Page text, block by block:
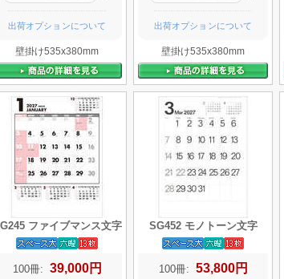
出荷オプションについて
壁掛け535x380mm
出荷オプションについて
壁掛け535x380mm
ファイブマンス文字
100冊: 39,000円
SG452 モノトーン文字
100冊: 53,800円